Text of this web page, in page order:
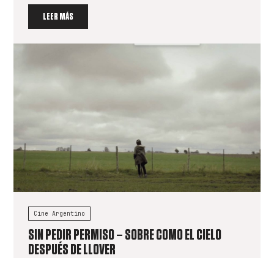
LEER MÁS
Cine Argentino
SIN PEDIR PERMISO – SOBRE COMO EL CIELO
DESPUÉS DE LLOVER